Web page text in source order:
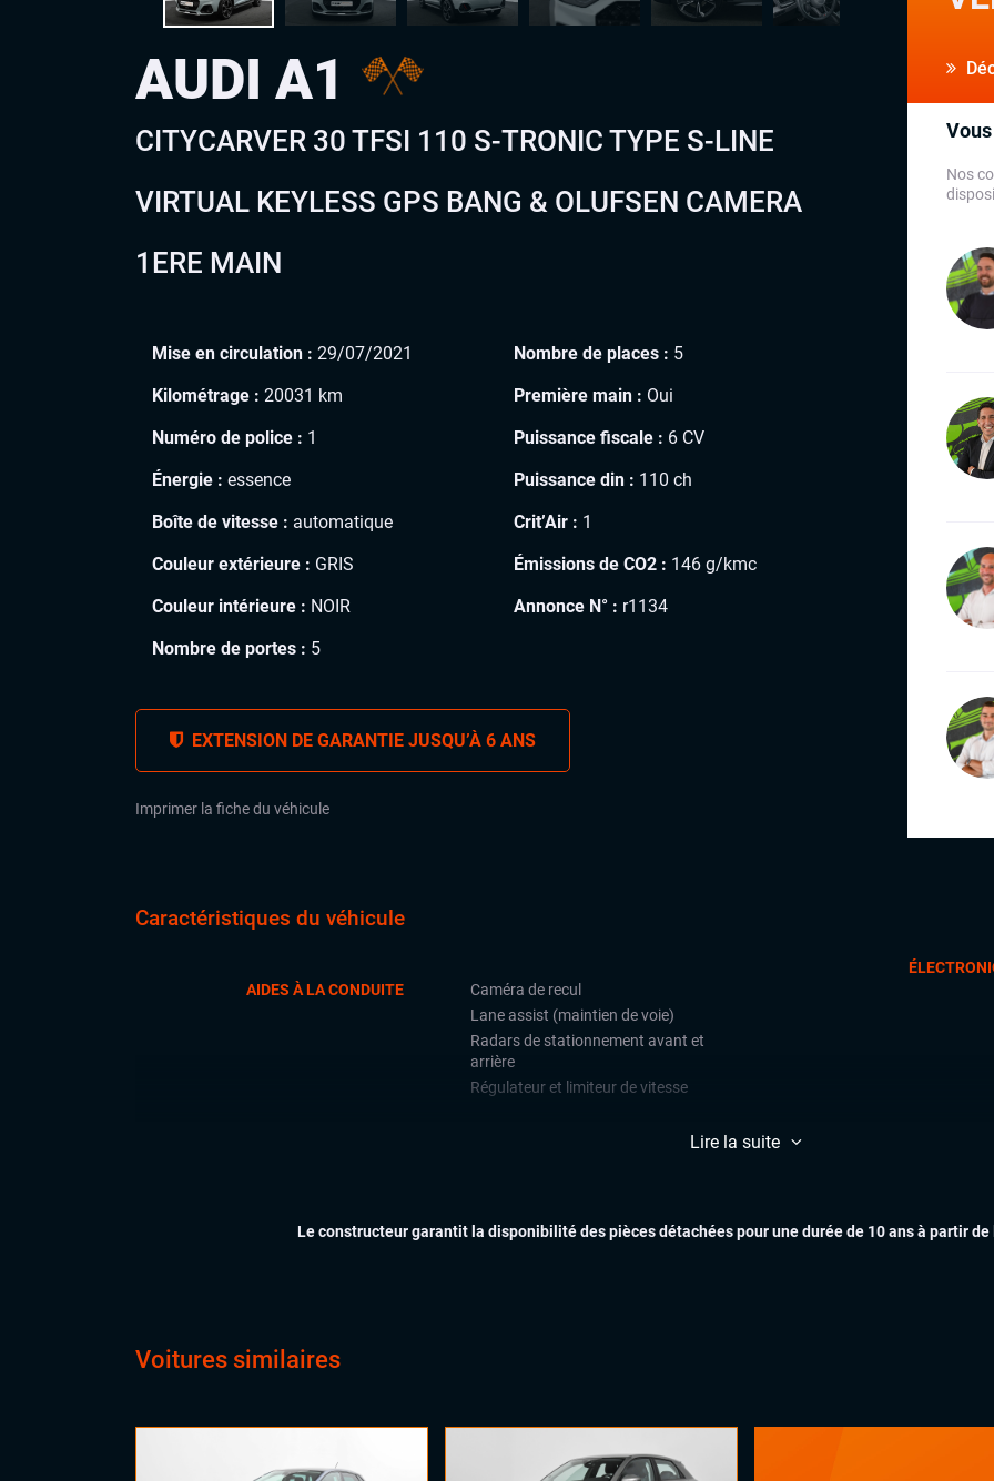
AUDI A1
CITYCARVER 30 TFSI 110 S-TRONIC TYPE S-LINE
VIRTUAL KEYLESS GPS BANG & OLUFSEN CAMERA
1ERE MAIN
Mise en circulation : 29/07/2021
Kilométrage : 20031 km
Numéro de police : 1
Énergie : essence
Boîte de vitesse : automatique
Couleur extérieure : GRIS
Couleur intérieure : NOIR
Nombre de portes : 5
Nombre de places : 5
Première main : Oui
Puissance fiscale : 6 CV
Puissance din : 110 ch
Crit’Air : 1
Émissions de CO2 : 146 g/kmc
Annonce N° : r1134
EXTENSION DE GARANTIE JUSQU’À 6 ANS
Imprimer la fiche du véhicule
Nos
Caractéristiques du véhicule
AIDES À LA CONDUITE
Caméra de recul
Lane assist (maintien de voie)
Radars de stationnement avant et
arrière
Régulateur et limiteur de vitesse
Accès et démarrage mains libres
Sièges chauffants
Lire la suite
Le constructeur garantit la disponibilité des pièces détachées pour une durée de 10 ans à partir
Voitures similaires